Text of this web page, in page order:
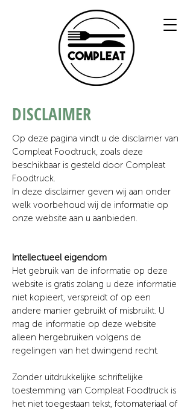
DISCLAIMER
Op deze pagina vindt u de disclaimer van
Compleat Foodtruck, zoals deze
beschikbaar is gesteld door Compleat
Foodtruck.
In deze disclaimer geven wij aan onder
welk voorbehoud wij de informatie op
onze website aan u aanbieden.
Intellectueel eigendom
Het gebruik van de informatie op deze
website is gratis zolang u deze informatie
niet kopieert, verspreidt of op een
andere manier gebruikt of misbruikt. U
mag de informatie op deze website
alleen hergebruiken volgens de
regelingen van het dwingend recht.
Zonder uitdrukkelijke schriftelijke
toestemming van Compleat Foodtruck is
het niet toegestaan tekst, fotomateriaal of